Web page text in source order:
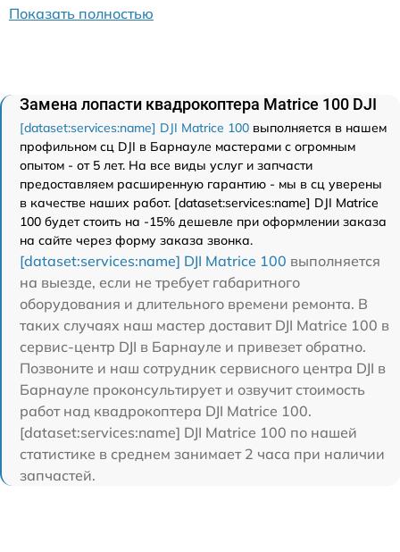
Показать полностью
Замена лопасти квадрокоптера Matrice 100 DJI
[dataset:services:name] DJI Matrice 100 выполняется в нашем
профильном сц DJI в Барнауле мастерами с огромным
опытом - от 5 лет. На все виды услуг и запчасти
предоставляем расширенную гарантию - мы в сц уверены
в качестве наших работ. [dataset:services:name] DJI Matrice
100 будет стоить на -15% дешевле при оформлении заказа
на сайте через форму заказа звонка.
[dataset:services:name] DJI Matrice 100 выполняется
на выезде, если не требует габаритного
оборудования и длительного времени ремонта. В
таких случаях наш мастер доставит DJI Matrice 100 в
сервис-центр DJI в Барнауле и привезет обратно.
Позвоните и наш сотрудник сервисного центра DJI в
Барнауле проконсультирует и озвучит стоимость
работ над квадрокоптера DJI Matrice 100.
[dataset:services:name] DJI Matrice 100 по нашей
статистике в среднем занимает 2 часа при наличии
запчастей.